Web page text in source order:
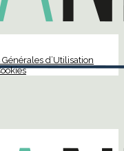
d’Utilisation